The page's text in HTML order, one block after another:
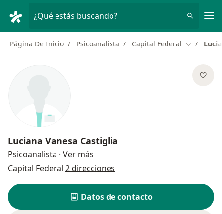
¿Qué estás buscando?
Página De Inicio Psicoanalista Capital Federal Cambiar
Luciana Vanesa Castiglia
Psicoanalista · Ver más
Capital Federal 2 direcciones
Datos de contacto